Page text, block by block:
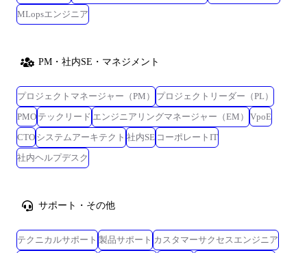
MLopsエンジニア
PM・社内SE・マネジメント
プロジェクトマネージャー（PM）
プロジェクトリーダー（PL）
PMO テックリード エンジニアリングマネージャー（EM）
VpoE
CTO システムアーキテクト 社内SE コーポレートIT
社内ヘルプデスク
サポート・その他
テクニカルサポート 製品サポート カスタマーサクセスエンジニア